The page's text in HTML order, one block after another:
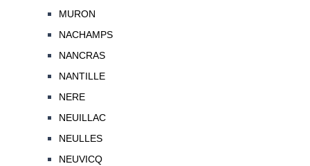
MURON
NACHAMPS
NANCRAS
NANTILLE
NERE
NEUILLAC
NEULLES
NEUVICQ